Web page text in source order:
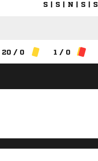
S | S | N | S | S
20 / 0 1 / 0